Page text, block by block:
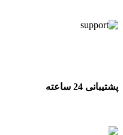
پشتیبانی 24 ساعته